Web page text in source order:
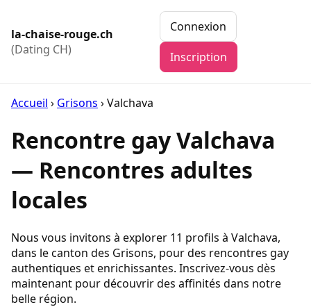
la-chaise-rouge.ch
(Dating CH)
Connexion
Inscription
Accueil › Grisons ›Valchava
Rencontre gay Valchava
— Rencontres adultes
locales
Nous vous invitons à explorer 11 profils à Valchava,
dans le canton des Grisons, pour des rencontres gay
authentiques et enrichissantes. Inscrivez-vous dès
maintenant pour découvrir des affinités dans notre
belle région.